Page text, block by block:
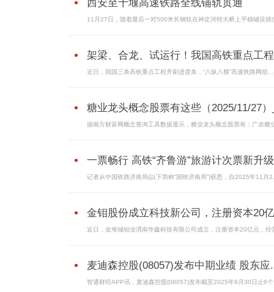
西安至十堰高速铁路全线铺轨贯通
11月27日，随着最后一对500米长钢轨在神定河特大桥上平稳铺设就
架梁、合龙、试运行！我国高铁重点工
近日，我国三条高铁重点工程齐刷进度条，“八纵八横”高速铁路网组...
糖业龙头概念股票有这些（2025/11/27
据南方财富网概念查询工具数据显示，糖业龙头概念股票有：广农糖
一票畅行 高铁“齐鲁游”旅游计次票新升级
记者从中国铁路济南局(以下简称“国铁济南局”)获悉，自2025年11月
金钼股份成立科技新公司，注册资本20
近日，金堆城钼业渭南华鑫科技有限公司成立，注册资本20亿元，经
麦迪森控股(08057)发布中期业绩 股东应
智通财经APP讯，麦迪森控股(08057)发布截至2025年9月30日止6个